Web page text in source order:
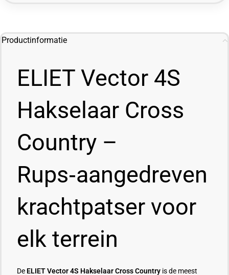
Productinformatie
ELIET Vector 4S
Hakselaar Cross
Country –
Rups‑aangedreven
krachtpatser voor
elk terrein
De ELIET Vector 4S Hakselaar Cross Country is de meest